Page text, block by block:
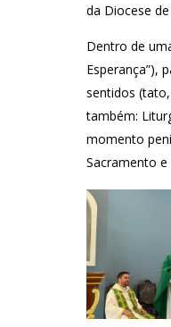
da Diocese
Dentro de
Esperança”),
sentidos
também:
momento
Sacramento e